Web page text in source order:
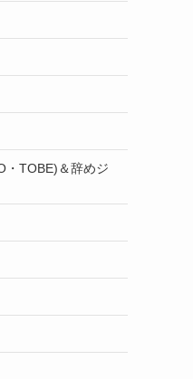
・TOBE)＆辞めジ